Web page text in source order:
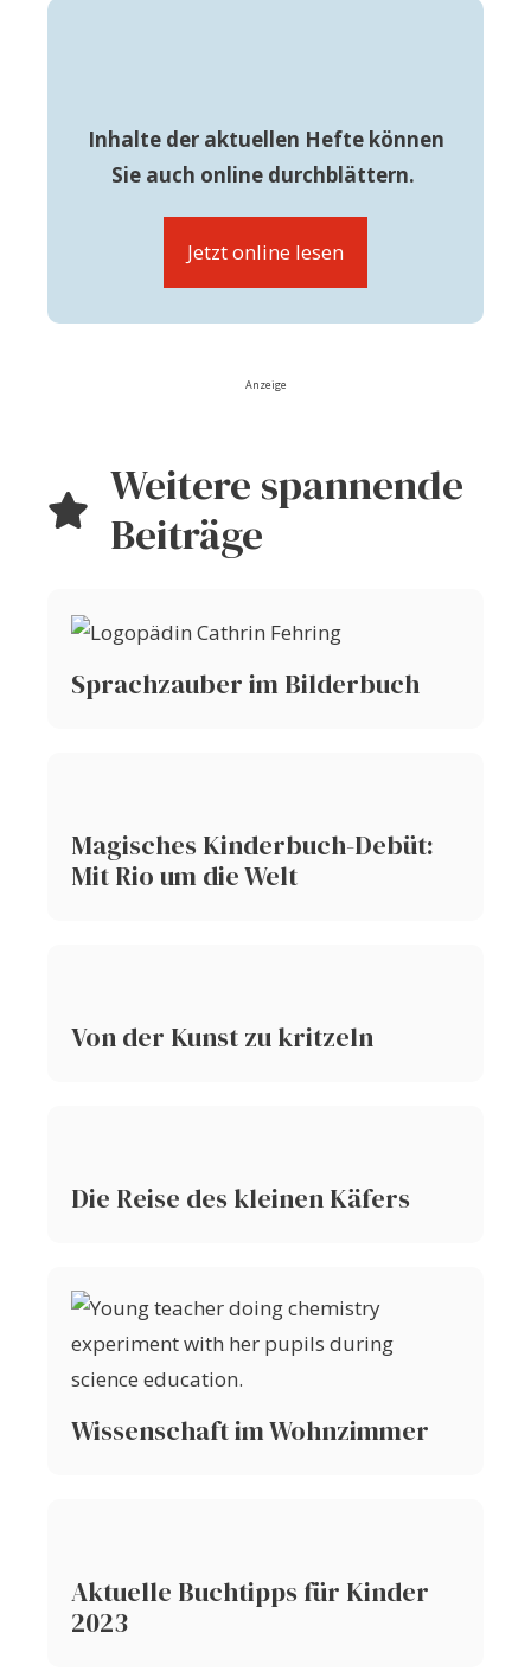
Inhalte der aktuellen Hefte können
Sie auch online durchblättern.
Jetzt online lesen
Anzeige
Weitere spannende
Beiträge
Sprachzauber im Bilderbuch
Magisches Kinderbuch-Debüt:
Mit Rio um die Welt
Von der Kunst zu kritzeln
Die Reise des kleinen Käfers
Wissenschaft im Wohnzimmer
Aktuelle Buchtipps für Kinder
2023